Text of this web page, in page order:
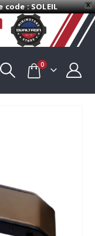
X
: SOLEIL
0